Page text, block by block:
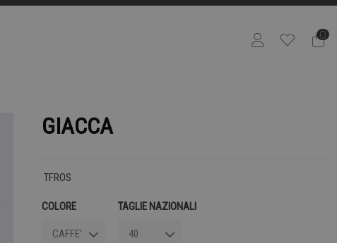
0
GIACCA
TFROS
COLORE TAGLIE NAZIONALI